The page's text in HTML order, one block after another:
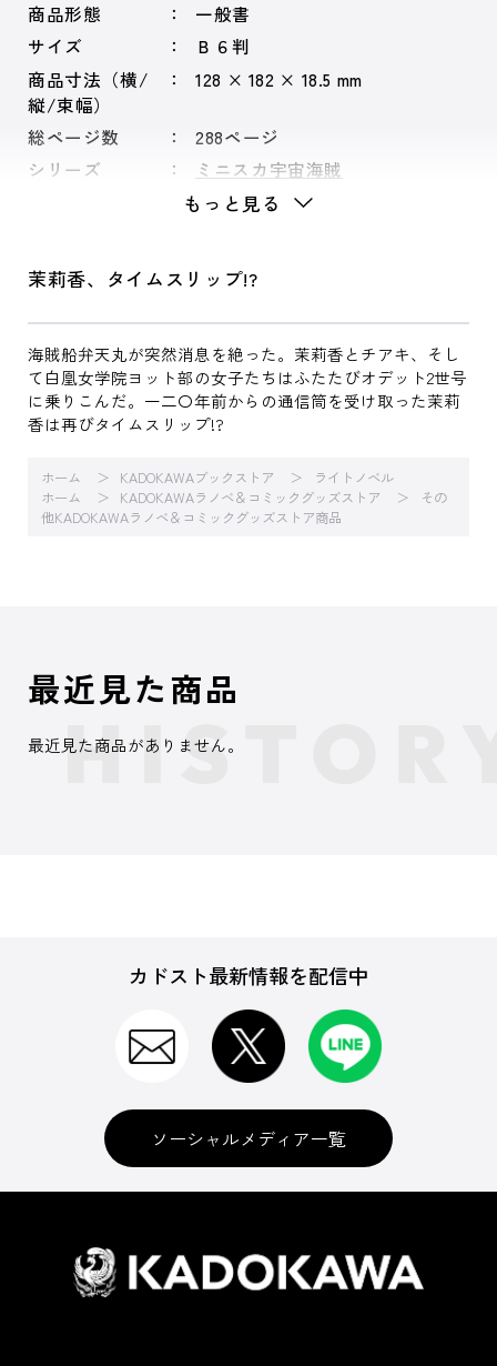
商品形態
一般書
サイズ
Ｂ６判
商品寸法（横/
縦/束幅）
128 × 182 × 18.5 mm
総ページ数
288ページ
シリーズ
ミニスカ宇宙海賊
もっと見る
茉莉香、タイムスリップ!?
海賊船弁天丸が突然消息を絶った。茉莉香とチアキ、そし
て白凰女学院ヨット部の女子たちはふたたびオデット2世号
に乗りこんだ。一二〇年前からの通信筒を受け取った茉莉
香は再びタイムスリップ!?
ホーム KADOKAWAブックストア
ライトノベル
ホーム
KADOKAWAラノベ＆コミックグッズストア
その
他KADOKAWAラノベ＆コミックグッズストア商品
最近見た商品
最近見た商品がありません。
カドスト最新情報を配信中
ソーシャルメディア一覧